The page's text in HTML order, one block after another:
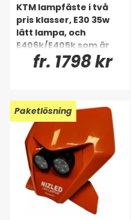
KTM lampfäste i två
pris klasser, E30 35w
lätt lampa, och
E406k/E405k som är
värstingen
fr. 1798 kr
Paketlösning